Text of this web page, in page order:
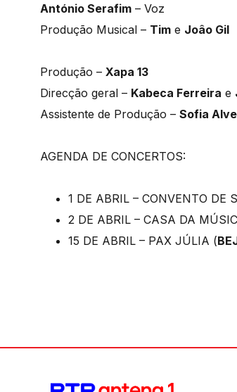
António Serafim – Voz
Produção Musical – Tim e Joâo Gil
Produção – Xapa 13
Direcção geral – Kabeca Ferreira e
Assistente de Produção – Sofia
AGENDA DE CONCERTOS:
1 DE ABRIL – CONVENTO DE
2 DE ABRIL – CASA DA
15 DE ABRIL – PAX JÚLIA (